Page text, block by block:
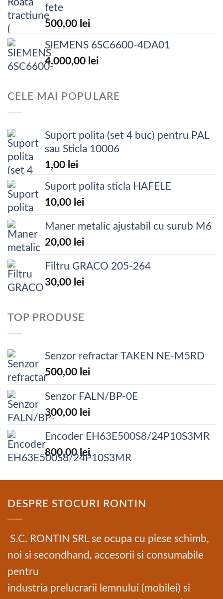
fete
500,00 lei
SIEMENS 6SC6600-4DA01
4.000,00 lei
CELE MAI POPULARE
Suport polita (set 4 buc) pentru PAL
sau Sticla 10006
1,00 lei
Suport polita sticla HAFELE
10,00 lei
Maner metalic ajustabil cu surub M6
20,00 lei
Filtru GRACO 205-264
30,00 lei
TOP PRODUSE
Senzor refractar TAKEN NE-M5RD
500,00 lei
Senzor FALN/BP-0E
300,00 lei
Encoder EH63E500S8/24P10S3MR
800,00 lei
DESPRE STOCURI RONTIN
S.C. RONTIN SRL se ocupa cu piese schimb,
noi si secondhand, accesorii si consumabile
pentru
industria prelucrarii lemnului (mobilei) si